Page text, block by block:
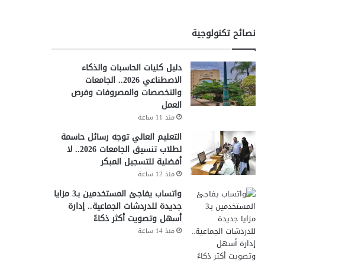
نصائح تكنولوجية
دليل كليات الحاسبات والذكاء
الاصطناعي 2026.. الجامعات
والتخصصات والمصروفات وفرص
العمل
منذ 11 ساعة
التعليم العالي توجه رسائل حاسمة
لطلاب تنسيق الجامعات 2026.. لا
أفضلية للتسجيل المبكر
منذ 12 ساعة
واتساب يفاجئ المستخدمين بـ3 مزايا
جديدة للدردشات الجماعية.. إدارة
أسهل وتصويت أكثر ذكاءً
منذ 14 ساعة